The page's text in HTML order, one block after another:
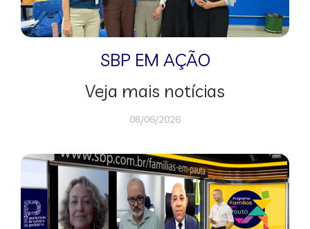
SBP EM AÇÃO
Veja mais notícias
08/06/2026